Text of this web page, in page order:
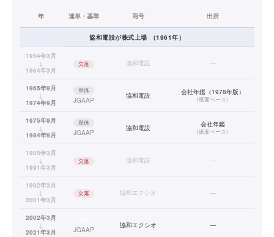
年 連単・基準 商号 出所
協和電設が株式上場 （1961年）
1954年3月
↓
1964年3月
欠落 協和電設 —
1965年9月
↓
1974年9月
単体
JGAAP
協和電設 会社年鑑（1976年版）
（紙面ベース）
1975年9月
↓
1984年9月
単体
JGAAP
協和電設 会社年鑑
（紙面ベース）
1985年3月
↓
1991年3月
欠落 協和電設 —
1992年3月
↓
2001年3月
欠落 協和エクシオ —
2002年3月
↓
2021年3月
JGAAP
協和エクシオ —